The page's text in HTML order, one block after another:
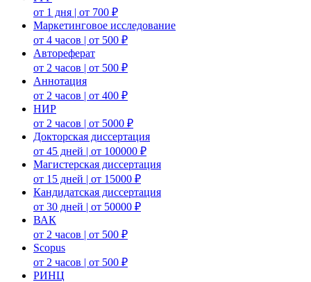
от 1 дня | от 700 ₽
Маркетинговое исследование
от 4 часов | от 500 ₽
Автореферат
от 2 часов | от 500 ₽
Аннотация
от 2 часов | от 400 ₽
НИР
от 2 часов | от 5000 ₽
Докторская диссертация
от 45 дней | от 100000 ₽
Магистерская диссертация
от 15 дней | от 15000 ₽
Кандидатская диссертация
от 30 дней | от 50000 ₽
ВАК
от 2 часов | от 500 ₽
Scopus
от 2 часов | от 500 ₽
РИНЦ